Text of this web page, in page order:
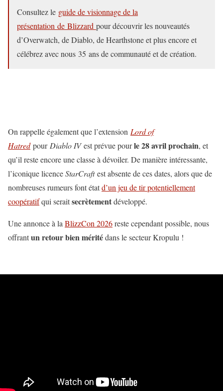
Consultez le guide de visionnage de la
présentation de Blizzard pour découvrir les nouveautés
d’Overwatch, de Diablo, de Hearthstone et plus encore et
célébrez avec nous 35 ans de communauté et de création.
On rappelle également que l’extension Lord of
Hatred pour Diablo IVest prévue pourle 28 avril prochain, et
qu’il reste encore une classe à dévoiler. De manière intéressante,
l’iconique licenceStarCraftest absente de ces dates, alors que de
nombreuses rumeurs font étatd’un jeu de tir potentiellement
coopératifqui seraitsecrètementdéveloppé.
Une annonce à la BlizzCon 2026reste cependant possible, nous
offrantun retour bien méritédans le secteur Kropulu !